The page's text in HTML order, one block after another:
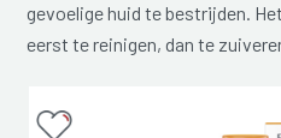
gevoelige huid te bestrijden.
eerst te reinigen, dan te